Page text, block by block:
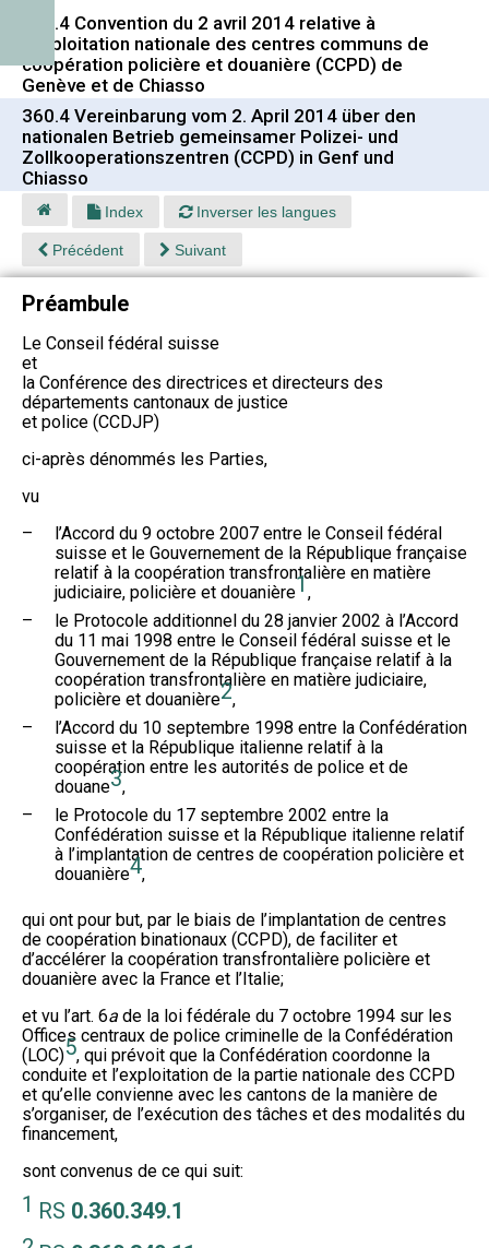
360.4 Convention du 2 avril 2014 relative à
l'exploitation nationale des centres communs de
coopération policière et douanière (CCPD) de
Genève et de Chiasso
360.4 Vereinbarung vom 2. April 2014 über den
nationalen Betrieb gemeinsamer Polizei- und
Zollkooperationszentren (CCPD) in Genf und
Chiasso
Index Inverser les langues
Précédent Suivant
Préambule
Le Conseil fédéral suisse
et
la Conférence des directrices et directeurs des
départements cantonaux de justice
et police (CCDJP)
ci-après dénommés les Parties,
vu
–
l’Accord du 9 octobre 2007 entre le Conseil fédéral
suisse et le Gouvernement de la République française
relatif à la coopération transfrontalière en matière
judiciaire, policière et douanière1,
–
le Protocole additionnel du 28 janvier 2002 à l’Accord
du 11 mai 1998 entre le Conseil fédéral suisse et le
Gouvernement de la République française relatif à la
coopération transfrontalière en matière judiciaire,
policière et douanière2,
–
l’Accord du 10 septembre 1998 entre la Confédération
suisse et la République italienne relatif à la
coopération entre les autorités de police et de
douane3,
–
le Protocole du 17 septembre 2002 entre la
Confédération suisse et la République italienne relatif
à l’implantation de centres de coopération policière et
douanière4,
qui ont pour but, par le biais de l’implantation de centres
de coopération binationaux (CCPD), de faciliter et
d’accélérer la coopération transfrontalière policière et
douanière avec la France et l’Italie;
et vu l’art. 6a de la loi fédérale du 7 octobre 1994 sur les
Offices centraux de police criminelle de la Confédération
(LOC)5, qui prévoit que la Confédération coordonne la
conduite et l’exploitation de la partie nationale des CCPD
et qu’elle convienne avec les cantons de la manière de
s’organiser, de l’exécution des tâches et des modalités du
financement,
sont convenus de ce qui suit:
1 RS 0.360.349.1